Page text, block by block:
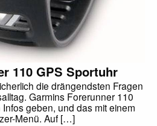
110 GPS Sportuhr
die drängendsten Fragen
Garmins Forerunner 110
geben, und das mit einem
Menü. Auf […]